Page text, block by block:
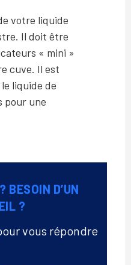
votre liquide
Il doit être
« mini »
cuve. Il est
liquide de
pour une
BESOIN D’UN
?
vous répondre